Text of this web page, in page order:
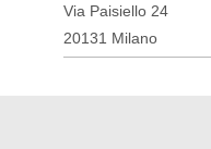
Via Paisiello 24
20131 Milano